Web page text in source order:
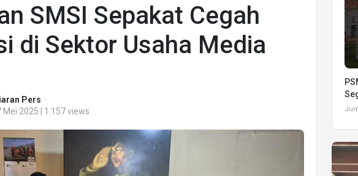
SMSI Sepakat Cegah
di Sektor Usaha Media
Pers
Mei 2025 | 1.157 views